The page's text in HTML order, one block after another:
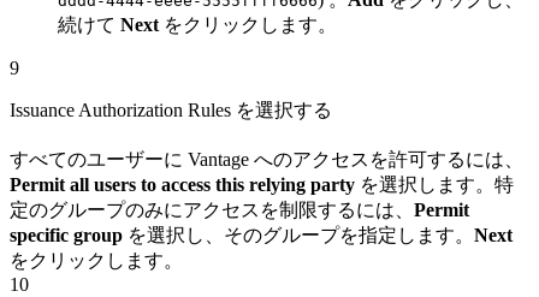
続けて Next をクリックします。
9
Issuance Authorization Rules を選択する
すべてのユーザーに Vantage へのアクセスを許可するには、
Permit all users to access this relying party を選択します。特
定のグループのみにアクセスを制限するには、 Permit
specific group を選択し、そのグループを指定します。 Next
をクリックします。
10